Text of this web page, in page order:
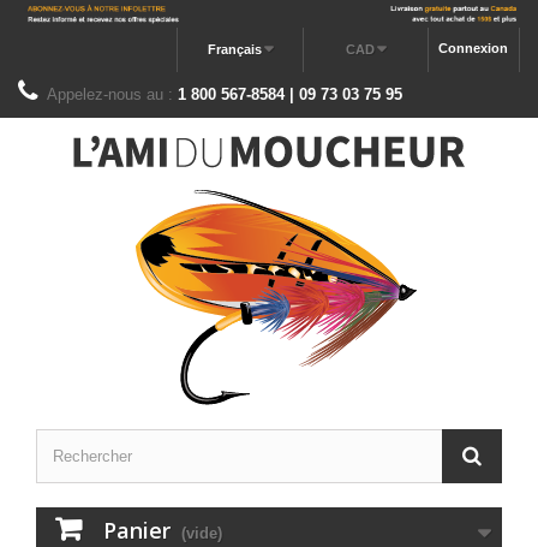
Connexion
CAD
Français
Appelez-nous au : 1 800 567-8584 | 09 73 03 75 95
Panier (vide)